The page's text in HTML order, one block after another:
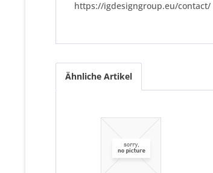
https://igdesigngroup.eu/contact/
Ähnliche Artikel